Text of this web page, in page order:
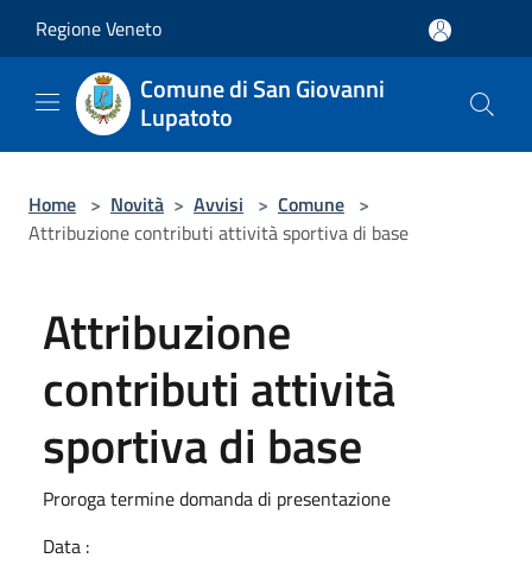
Regione Veneto
Comune di San Giovanni
Lupatoto
Home > Novità > Avvisi > Comune >
Attribuzione contributi attività sportiva di base
Attribuzione
contributi attività
sportiva di base
Proroga termine domanda di presentazione
Data :